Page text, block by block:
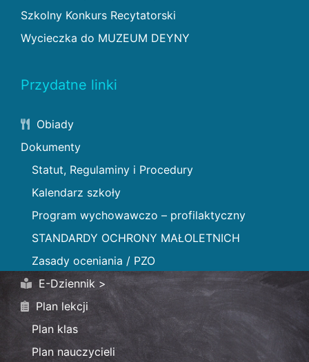
Szkolny Konkurs Recytatorski
Wycieczka do MUZEUM DEYNY
Przydatne linki
Obiady
Dokumenty
Statut, Regulaminy i Procedury
Kalendarz szkoły
Program wychowawczo – profilaktyczny
STANDARDY OCHRONY MAŁOLETNICH
Zasady oceniania / PZO
E-Dziennik >
Plan lekcji
Plan klas
Plan nauczycieli